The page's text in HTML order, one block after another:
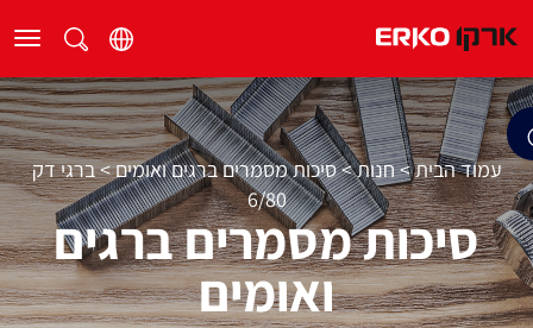
עמוד הבית>חנות>סיכות מסמרים ברגים ואומים>ברגי דק
6/80
סיכות מסמרים ברגים
ואומים